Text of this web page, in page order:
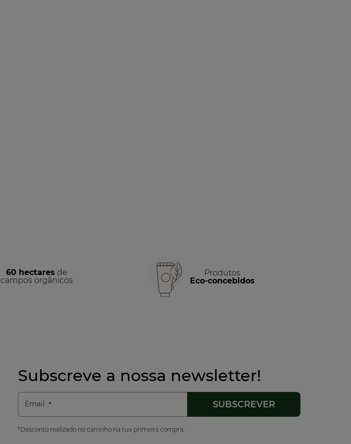
60 hectares de
campos orgânicos
Produtos
Eco-concebidos
Subscreve a nossa newsletter!
Email
*Desconto realizado no carrinho na tua primeira compra.